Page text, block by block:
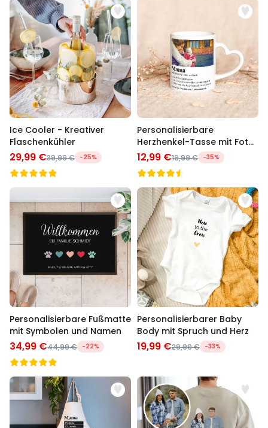
Ice Cooler - Kreativer
Flaschenkühler
29,99 €39,99 € -25%
Personalisierbare
Herzhenkel-Tasse mit Foto
und Definition
12,99 €19,99 € -35%
Personalisierbare Fußmatte
mit Symbolen und Namen
34,99 €44,99 € -22%
Personalisierbarer Baby
Body mit Spruch und Herz
19,99 €29,99 € -33%